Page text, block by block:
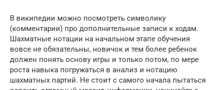
В википедии можно посмотреть символику
(комментарии) про дополнительные записи к ходам.
Шахматные нотации на начальном этапе обучения
вовсе не обязательны, новичок и тем более ребенок
должен понять основу игры и только потом, по мере
роста навыка погружаться в анализ и нотацию
шахматных партий. Не стоит с самого начала пытаться